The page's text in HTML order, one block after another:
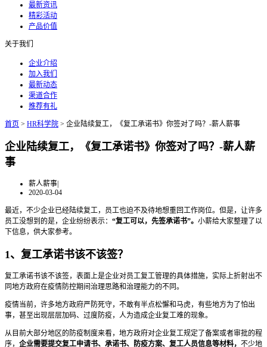
最新资讯
精彩活动
产品价值
关于我们
企业介绍
加入我们
最新动态
渠道合作
推荐有礼
首页 > HR科学院 > 企业陆续复工，《复工承诺书》你签对了吗？-薪人薪事
企业陆续复工，《复工承诺书》你签对了吗？-薪人薪
事
薪人薪事|
2020-03-04
最近，不少企业已经陆续复工，员工也迫不及待地想重回工作岗位。但是，让许多
员工没想到的是，企业纷纷表示： “复工可以，先签承诺书”。 小薪给大家整理了以
下信息，供大家参考。
1、复工承诺书该不该签？
复工承诺书该不该签，表面上是企业对员工复工管理的具体措施，实际上折射出不
同地方政府在疫情防控期间治理思路和治理能力的不同。
疫情当前，许多地方政府严防死守，不敢有半点松懈和马虎，有些地方为了怕出
事，甚至出现层层加码、过度防疫，人为造成企业复工难的现象。
从目前大部分地区的防疫制度来看，地方政府对企业复工规定了备案或者审批的程
序， 企业需要提交复工申请书、承诺书、防疫方案、复工人员信息等材料， 不少地